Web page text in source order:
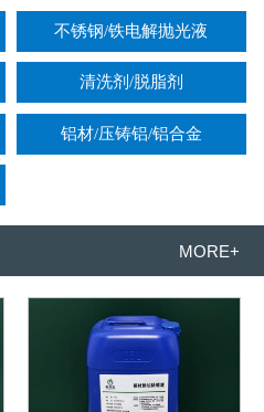
不锈钢/铁电解抛光液
清洗剂/脱脂剂
铝材/压铸铝/铝合金
MORE+